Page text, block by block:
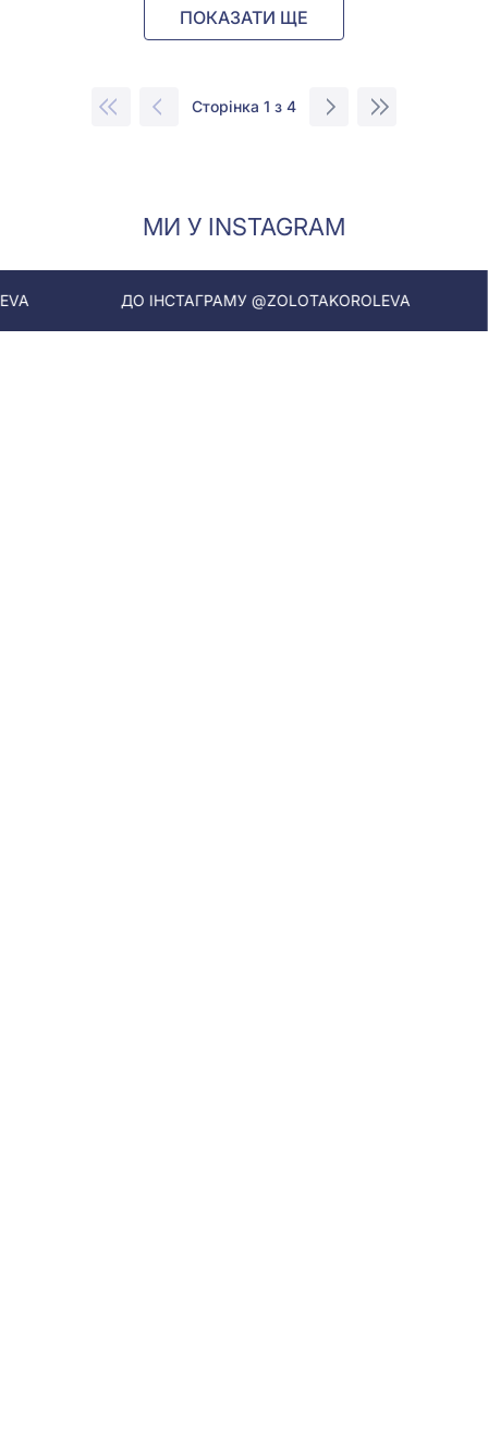
ПОКАЗАТИ ЩЕ
Сторінка 1 з 4
МИ У INSTAGRAM
ДО ІНСТАГРАМУ @ZOLOTAKOROLEVA ДО